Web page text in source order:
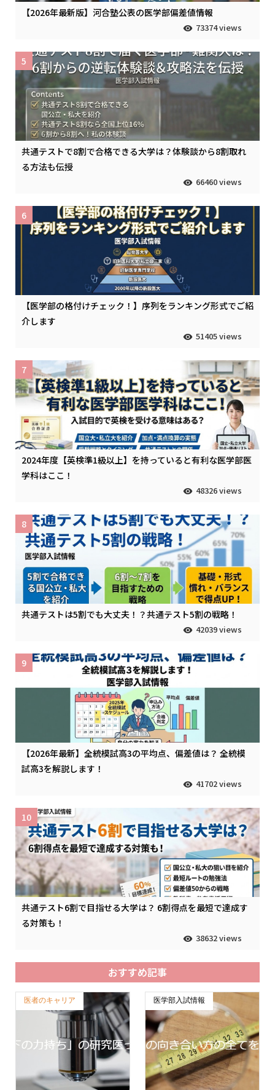
【2026年最新版】河合塾公表の医学部偏差値情報
73374 views
共通テストで8割で合格できる大学は？体験談から8割取れ
る方法も伝授
66460 views
5
【医学部の格付けチェック！】序列をランキング形式でご紹
介します
51405 views
6
2024年度【英検準1級以上】を持っていると有利な医学部医
学科はここ！
48326 views
7
共通テストは5割でも大丈夫！？共通テスト5割の戦略！
42039 views
8
【2026年最新】全統模試高3の平均点、偏差値は？ 全統模
試高3を解説します！
41702 views
9
共通テスト6割で目指せる大学は？ 6割得点を最短で達成す
る対策も！
38632 views
10
おすすめ記事
医者のキャリア 医学部入試情報